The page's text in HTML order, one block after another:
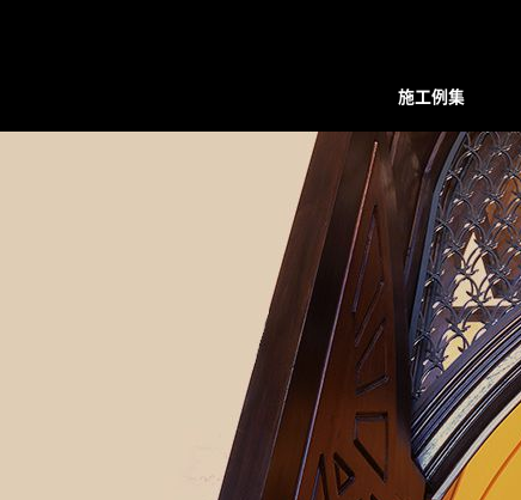
施工例集
花台（フラワーボックス）
門扉・アーチ付門扉
トータルデザイン
プ
ハ
ユ
和
ホー
AB
和モ
ア
ア
装飾デザインシリーズ
プレバインシリーズ
ハンマード・デザイン
ユニットタイプ
和柄・コンビネーション ユニッ
ホーリーユニットタイプ
ABタイプ
和モダンタイプ
アンティックパネル
アルテックメタルパネル